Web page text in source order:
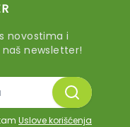
novostima i
newsletter!
Uslove korišćenja